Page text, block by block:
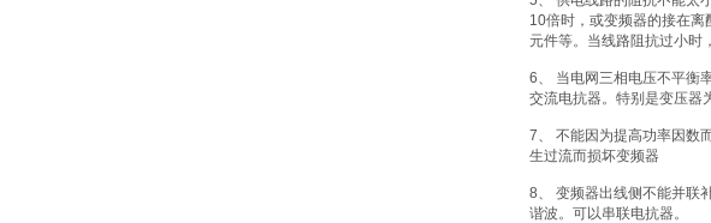
10倍时，或变频器的接在
元件等。当线路阻抗过小时
6、 当电网三相电压不平衡
交流电抗器。特别是变压器
7、 不能因为提高功率因数
生过流而损坏变频器
8、 变频器出线侧不能并联
谐波。可以串联电抗器。